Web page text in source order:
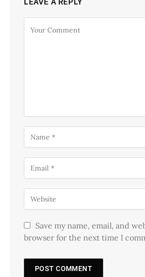
Save my name, email, and
browser for the next time I